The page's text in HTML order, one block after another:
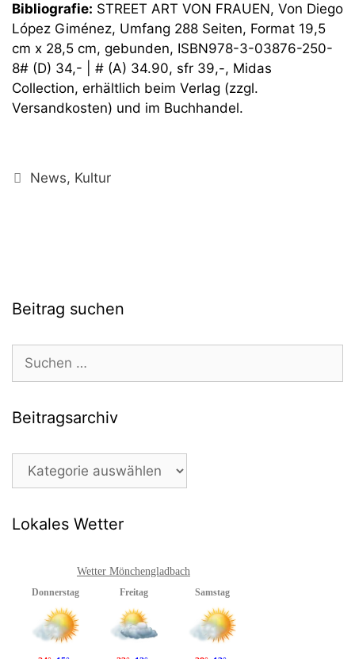
Bibliografie: STREET ART VON FRAUEN, Von Diego
López Giménez, Umfang 288 Seiten, Format 19,5
cm x 28,5 cm, gebunden, ISBN978-3-03876-250-
8# (D) 34,- | # (A) 34.90, sfr 39,-, Midas
Collection, erhältlich beim Verlag (zzgl.
Versandkosten) und im Buchhandel.
Kategorien
News, Kultur
Beitrag suchen
nach:
Beitragsarchiv
Beitragsarchiv
Lokales Wetter
Wetter Mönchengladbach